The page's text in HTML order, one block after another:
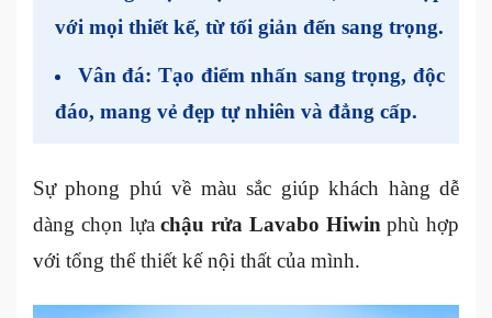
với mọi thiết kế, từ tối giản đến sang trọng.
Vân đá: Tạo điểm nhấn sang trọng, độc
đáo, mang vẻ đẹp tự nhiên và đẳng cấp.
Sự phong phú về màu sắc giúp khách hàng dễ
dàng chọn lựachậu rửa Lavabo Hiwin phù hợp
với tổng thể thiết kế nội thất của mình.